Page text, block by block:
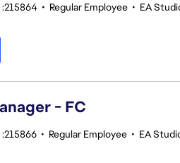
:215864 • Regular Employee • EA
- FC
:215866 • Regular Employee • EA